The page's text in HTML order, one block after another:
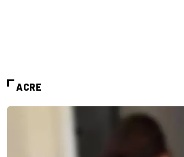
ACRE